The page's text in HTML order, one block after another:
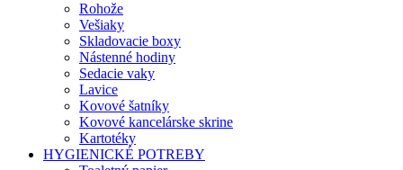
Rohože
Vešiaky
Skladovacie boxy
Nástenné hodiny
Sedacie vaky
Lavice
Kovové šatníky
Kovové kancelárske skrine
Kartotéky
HYGIENICKÉ POTREBY